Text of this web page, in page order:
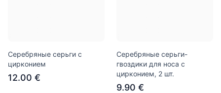
Серебряные серьги с
цирконием
12.00 €
Серебряные серьги-
гвоздики для носа с
цирконием, 2 шт.
9.90 €